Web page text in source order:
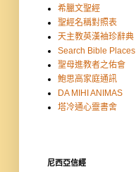
希臘文聖經
聖經名稱對照表
天主教英漢袖珍辭典
Search Bible Places
聖母進教者之佑會
鮑思高家庭通訊
DA MIHI ANIMAS
塔冷通心靈書舍
尼西亞信經